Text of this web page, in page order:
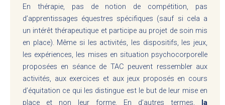
En thérapie, pas de notion de compétition, pas
d’apprentissages équestres spécifiques (sauf si cela a
un intérêt thérapeutique et participe au projet de soin mis
en place). Même si les activités, les dispositifs, les jeux,
les expériences, les mises en situation psychocorporelle
proposées en séance de TAC peuvent ressembler aux
activités, aux exercices et aux jeux proposés en cours
d’équitation ce qui les distingue est le but de leur mise en
place et non leur forme. En d’autres termes, la